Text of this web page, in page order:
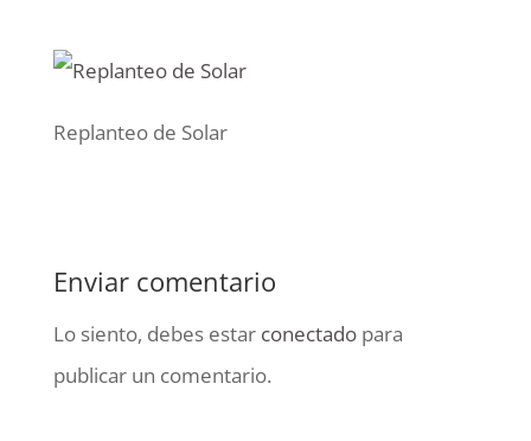
Replanteo de Solar
Enviar comentario
Lo siento, debes estar conectadopara
publicar un comentario.